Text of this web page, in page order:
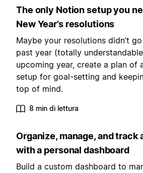
The only Notion setup you
New Year’s resolutions
Maybe your resolutions didn’t
past year (totally
upcoming year, create a plan of
setup for goal-setting and
top of mind.
8 min di lettura
Organize, manage, and track
with a personal dashboard
Build a custom dashboard to